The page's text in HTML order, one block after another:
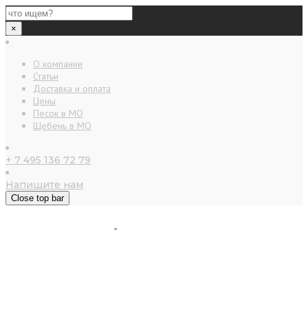
×
О компании
Статьи
Доставка и оплата
Цены
Песок в МО
Щебень в МО
+ 7 495 136 72 79
Напишите нам
Close top bar